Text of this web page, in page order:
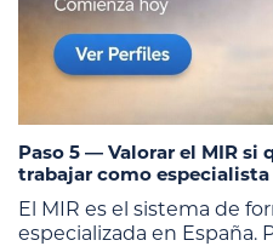
Paso 5 — Valorar el MIR si
trabajar como especialista
El MIR es el sistema de
especializada en España.